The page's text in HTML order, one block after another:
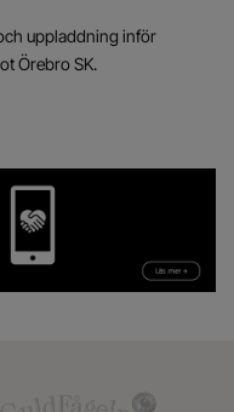
uppladdning inför
Örebro SK.